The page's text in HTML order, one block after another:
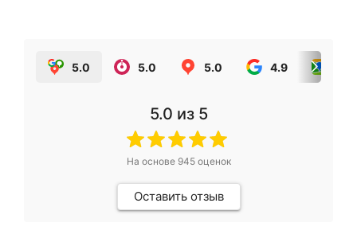
5.0 5.0 5.0 4.9
5.0 из 5
На основе 945оценок
Оставить отзыв